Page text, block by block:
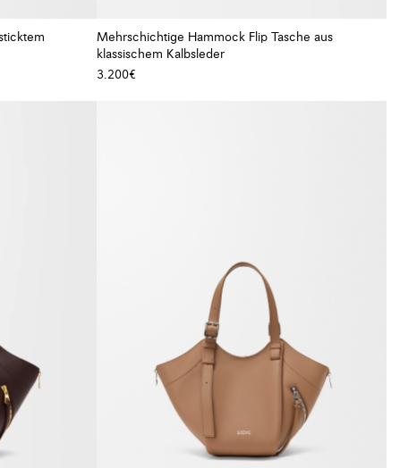
Mehrschichtige Hammock Flip Tasche aus
klassischem Kalbsleder
3.200€